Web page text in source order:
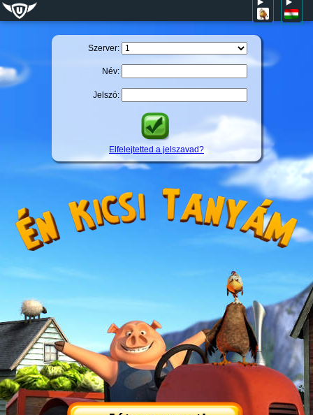
Szerver:
Név:
Jelszó:
Elfelejtetted a jelszavad?